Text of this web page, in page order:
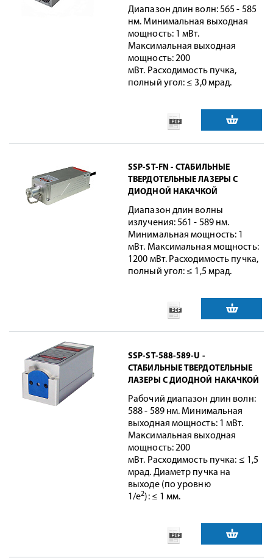
Диапазон длин волн: 565 - 585
нм. Минимальная выходная
мощность: 1 мВт.
Максимальная выходная
мощность: 200
мВт. Расходимость пучка,
полный угол: ≤ 3,0 мрад.
SSP-ST-FN - СТАБИЛЬНЫЕ
ТВЕРДОТЕЛЬНЫЕ ЛАЗЕРЫ С
ДИОДНОЙ НАКАЧКОЙ
Диапазон длин волны
излучения: 561 - 589 нм.
Минимальная мощность: 1
мВт. Максимальная мощность:
1200 мВт. Расходимость пучка,
полный угол: ≤ 1,5 мрад.
SSP-ST-588-589-U -
СТАБИЛЬНЫЕ ТВЕРДОТЕЛЬНЫЕ
ЛАЗЕРЫ С ДИОДНОЙ НАКАЧКОЙ
Рабочий диапазон длин волн:
588 - 589 нм. Минимальная
выходная мощность: 1 мВт.
Максимальная выходная
мощность: 200
мВт. Расходимость пучка: ≤ 1,5
мрад. Диаметр пучка на
выходе (по уровню
1/e2): ≤ 1 мм.